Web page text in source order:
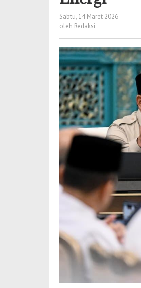
Sabtu, 14 Maret 2026
oleh Redaksi